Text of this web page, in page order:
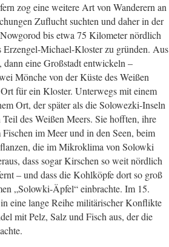
zog eine weitere Art von Wanderern an
Zuflucht suchten und daher in der
bis etwa 75 Kilometer nördlich
Michael-Kloster zu gründen. Aus
dann eine Großstadt entwickeln –
Mönche von der Küste des Weißen
für ein Kloster. Unterwegs mit einem
Ort, der später als die Solowezki-Inseln
des Weißen Meers. Sie hofften, ihre
im Meer und in den Seen, beim
die im Mikroklima von Solowki
dass sogar Kirschen so weit nördlich
– und dass die Kohlköpfe dort so groß
„Solowki-Äpfel“ einbrachte. Im 15.
eine lange Reihe militärischer Konflikte
mit Pelz, Salz und Fisch aus, der die